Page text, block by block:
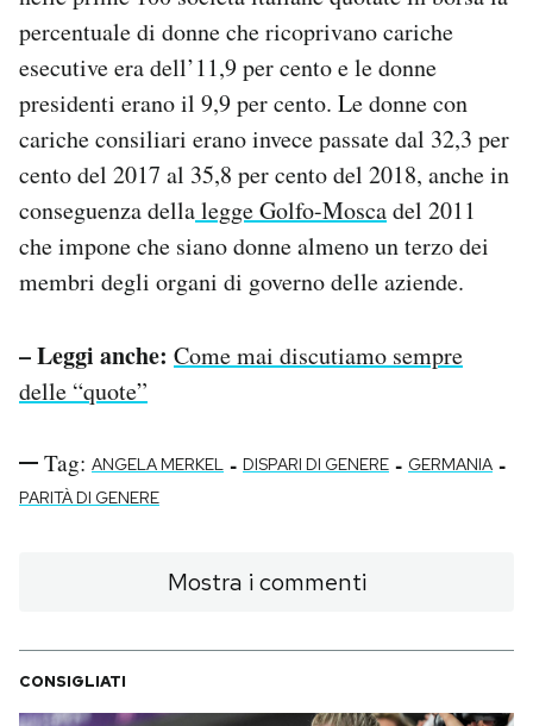
percentuale di donne che ricoprivano cariche
esecutive era dell’11,9 per cento e le donne
presidenti erano il 9,9 per cento. Le donne con
cariche consiliari erano invece passate dal 32,3 per
cento del 2017 al 35,8 per cento del 2018, anche in
conseguenza dellalegge Golfo-Moscadel 2011
che impone che siano donne almeno un terzo dei
membri degli organi di governo delle aziende.
– Leggi anche: Come mai discutiamo sempre
delle “quote”
Tag: ANGELA MERKEL - DISPARI DI GENERE - GERMANIA -
PARITÀ DI GENERE
Mostra i commenti
CONSIGLIATI